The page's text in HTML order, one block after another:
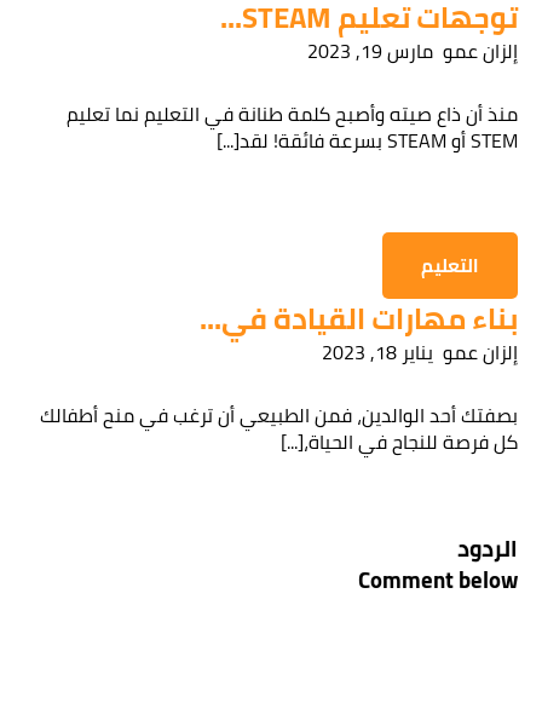
توجهات تعليم STEAM...
إلزان عمو مارس 19, 2023
منذ أن ذاع صيته وأصبح كلمة طنانة في التعليم نما تعليم
STEM أو STEAM بسرعة فائقة! لقد[...]
التعليم
بناء مهارات القيادة في...
إلزان عمو يناير 18, 2023
بصفتك أحد الوالدين، فمن الطبيعي أن ترغب في منح أطفالك
كل فرصة للنجاح في الحياة،[...]
الردود
Comment below
قراءة سياسة الخصوصية
الحصول على المعلومات